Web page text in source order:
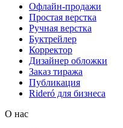
Офлайн-продажи
Простая верстка
Ручная верстка
Буктрейлер
Корректор
Дизайнер обложки
Заказ тиража
Публикация
Rideró для бизнеса
О нас